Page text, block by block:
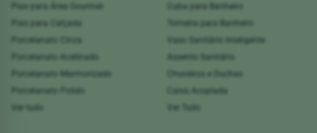
Piso para Área Gourmet
Piso para Calçada
Porcelanato Cinza
Porcelanato Acetinado
Porcelanato Marmorizado
Porcelanato Polido
Ver tudo
Cuba para Banheiro
Torneira para Banheiro
Vaso Sanitário Inteligente
Assento Sanitário
Chuveiros e Duchas
Caixa Acoplada
Ver Tudo